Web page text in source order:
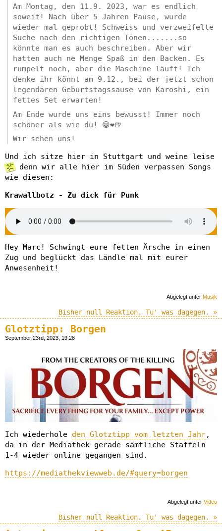
Am Montag, den 11.9. 2023, war es endlich
soweit! Nach über 5 Jahren Pause, wurde
wieder mal geprobt! Schweiss und verzweifelte
Suche nach den richtigen Tönen.......so
könnte man es auch beschreiben. Aber wir
hatten auch ne Menge Spaß in den Backen. Es
rumpelt noch, aber die Maschine läuft! Ich
denke ihr könnt am 9.12., bei der jetzt schon
legendären Geburtstagssause von Karoshi, ein
fettes Set erwarten!
Am Ende wurde uns eins bewusst! Immer noch
schöner als wie du! 😀❤️🍺
Wir sehen uns!
Und ich sitze hier in Stuttgart und weine leise
denn wir alle hier im Süden verpassen Songs
wie diesen:
Krawallbotz - Zu dick für Punk
Hey Marc! Schwingt eure fetten Ärsche in einen
Zug und beglückt das Ländle mal mit eurer
Anwesenheit!
Abgelegt unter Musik
Bisher null Reaktion. Tu' was dagegen. »
Glotztipp: Borgen
September 23rd, 2023, 19:28
Ich wiederhole den Glotztipp vom letzten Jahr,
da in der Mediathek gerade sämtliche Staffeln
1-4 wieder online gegangen sind.
https://mediathekviewweb.de/#query=borgen
Abgelegt unter Video
Bisher null Reaktion. Tu' was dagegen. »